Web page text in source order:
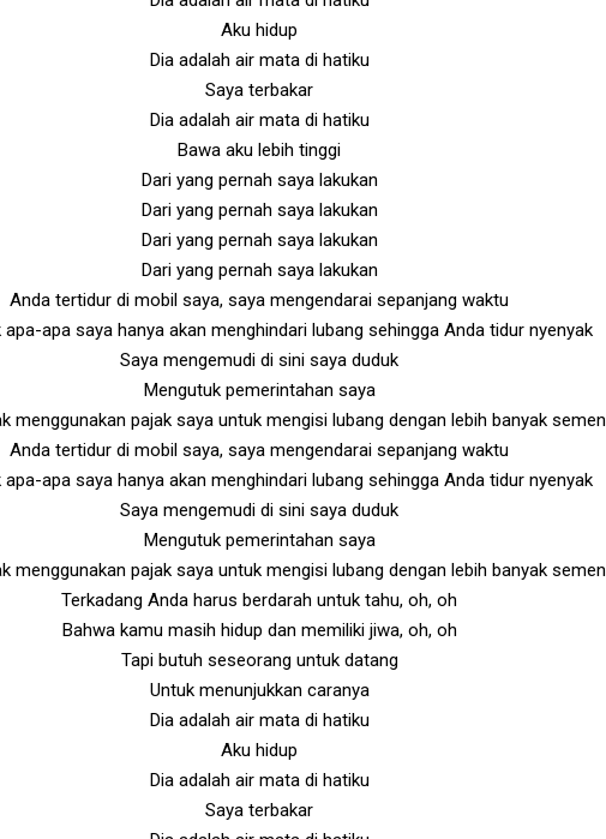
Aku hidup
Dia adalah air mata di hatiku
Saya terbakar
Dia adalah air mata di hatiku
Bawa aku lebih tinggi
Dari yang pernah saya lakukan
Dari yang pernah saya lakukan
Dari yang pernah saya lakukan
Dari yang pernah saya lakukan
Anda tertidur di mobil saya, saya mengendarai sepanjang waktu
apa-apa saya hanya akan menghindari lubang sehingga Anda tidur nyenyak
Saya mengemudi di sini saya duduk
Mengutuk pemerintahan saya
menggunakan pajak saya untuk mengisi lubang dengan lebih banyak semen
Anda tertidur di mobil saya, saya mengendarai sepanjang waktu
apa-apa saya hanya akan menghindari lubang sehingga Anda tidur nyenyak
Saya mengemudi di sini saya duduk
Mengutuk pemerintahan saya
menggunakan pajak saya untuk mengisi lubang dengan lebih banyak semen
Terkadang Anda harus berdarah untuk tahu, oh, oh
Bahwa kamu masih hidup dan memiliki jiwa, oh, oh
Tapi butuh seseorang untuk datang
Untuk menunjukkan caranya
Dia adalah air mata di hatiku
Aku hidup
Dia adalah air mata di hatiku
Saya terbakar